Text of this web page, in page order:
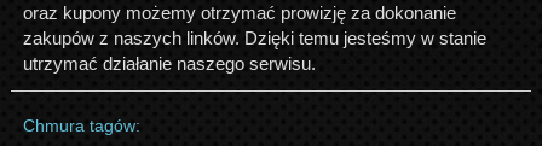
oraz kupony możemy otrzymać prowizję za dokonanie
zakupów z naszych linków. Dzięki temu jesteśmy w stanie
utrzymać działanie naszego serwisu.
Chmura tagów: